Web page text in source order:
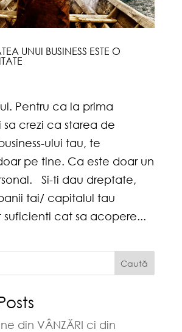
UNUI BUSINESS ESTE O
Pentru ca la prima
sa crezi ca starea de
ului tau, te
pe tine. Ca este doar un
Si-ti dau dreptate,
tai/ capitalul tau
suficienti cat sa acopere...
Caută
din VÂNZĂRI ci din